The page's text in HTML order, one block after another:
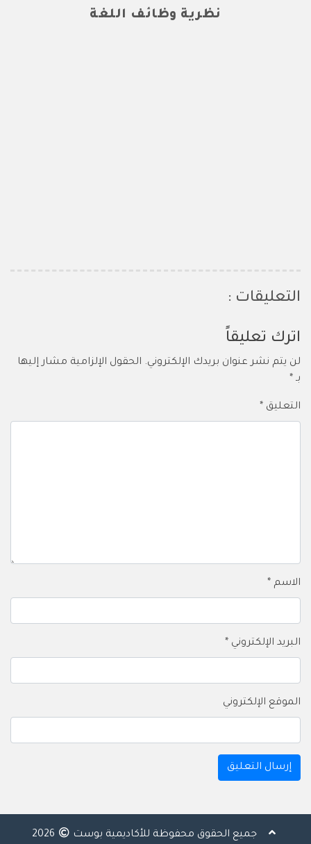
نظرية وظائف اللغة
التعليقات :
اترك تعليقاً
لن يتم نشر عنوان بريدك الإلكتروني. الحقول الإلزامية مشار إليها
بـ *
التعليق *
الاسم *
البريد الإلكتروني *
الموقع الإلكتروني
جميع الحقوق محفوظة للأكاديمية بوست